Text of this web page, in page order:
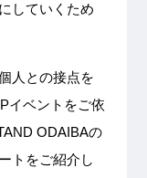
していくため
人との接点を
イベントをご依
ODAIBAの
トをご紹介し